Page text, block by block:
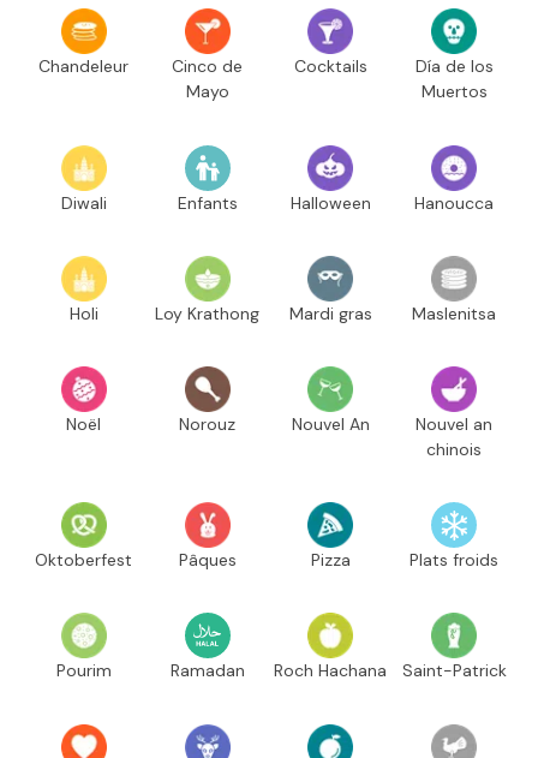
Chandeleur
Cinco de
Mayo
Cocktails
Día de los
Muertos
Diwali Enfants Halloween Hanoucca
Holi Loy Krathong Mardi gras Maslenitsa
Noël Norouz Nouvel An
Nouvel an
chinois
Oktoberfest Pâques Pizza Plats froids
Pourim Ramadan Roch Hachana Saint-Patrick